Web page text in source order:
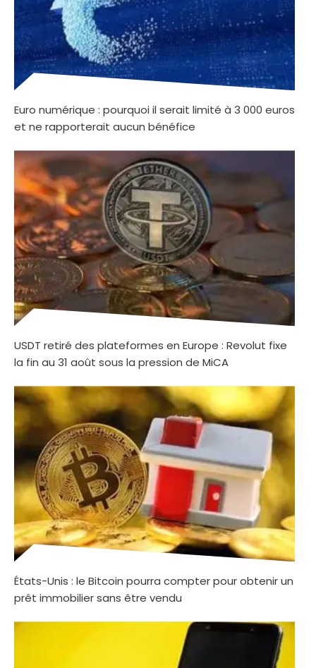
Euro numérique : pourquoi il serait limité à 3 000 euros
et ne rapporterait aucun bénéfice
USDT retiré des plateformes en Europe : Revolut fixe
la fin au 31 août sous la pression de MiCA
États-Unis : le Bitcoin pourra compter pour obtenir un
prêt immobilier sans être vendu